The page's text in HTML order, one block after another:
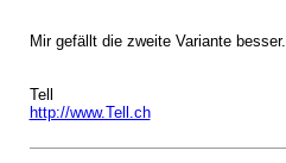
Mir gefällt die zweite Variante besser.
Tell
http://www.Tell.ch